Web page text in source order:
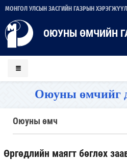
МОНГОЛ УЛСЫН ЗАСГИЙН ГАЗРЫН
ОЮУНЫ ӨМЧИЙН
Оюуны өмчийг
Оюуны өмч
Өргөдлийн маягт бөглөх